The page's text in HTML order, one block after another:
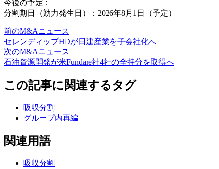
今後の予定：
分割期日（効力発生日）：2026年8月1日（予定）
前のM&Aニュース
セレンディップHDが日建産業を子会社化へ
次のM&Aニュース
石油資源開発が米Fundare社4社の全持分を取得へ
この記事に関連するタグ
吸収分割
グループ内再編
関連用語
吸収分割